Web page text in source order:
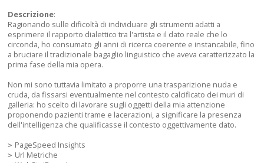
Descrizione:
Ragionando sulle dificoltà di individuare gli strumenti adatti a
esprimere il rapporto dialettico tra l'artista e il dato reale che lo
circonda, ho consumato gli anni di ricerca coerente e instancabile, fino
a bruciare il tradizionale bagaglio linguistico che aveva caratterizzato la
prima fase della mia opera.
Non mi sono tuttavia limitato a proporre una trasparizione nuda e
cruda, da fissarsi eventualmente nel contesto calcificato dei muri di
galleria: ho scelto di lavorare sugli oggetti della mia attenzione
proponendo pazienti trame e lacerazioni, a significare la presenza
dell'intelligenza che qualificasse il contesto oggettivamente dato.
PageSpeed Insights
Url Metriche